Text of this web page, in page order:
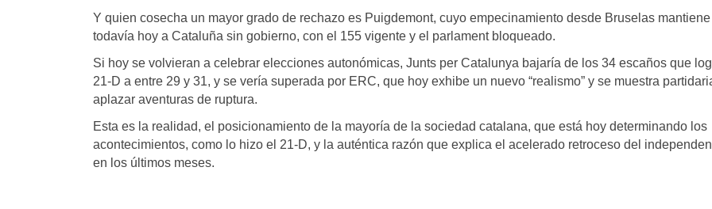
Y quien cosecha un mayor grado de rechazo es Puigdemont, cuyo empecinamiento desde Bruselas mantiene
todavía hoy a Cataluña sin gobierno, con el 155 vigente y el parlament bloqueado.
Si hoy se volvieran a celebrar elecciones autonómicas, Junts per Catalunya bajaría de los 34 escaños que
21-D a entre 29 y 31, y se vería superada por ERC, que hoy exhibe un nuevo “realismo” y se muestra
aplazar aventuras de ruptura.
Esta es la realidad, el posicionamiento de la mayoría de la sociedad catalana, que está hoy determinando los
acontecimientos, como lo hizo el 21-D, y la auténtica razón que explica el acelerado retroceso del
en los últimos meses.